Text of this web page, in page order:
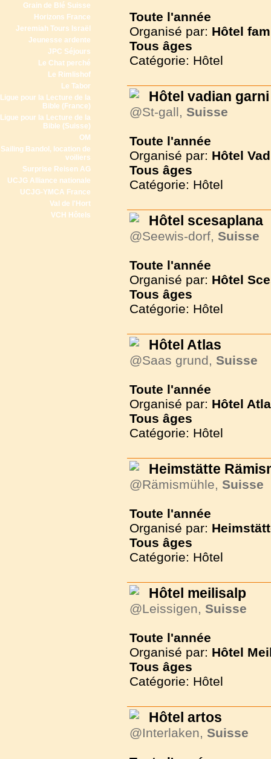
Grain de Blé Suisse
Horizons France
Jeremiah Tours Israël
Jeunesse ardente
JPC Séjours
Le Chat perché
Le Rimlishof
Le Tabor
Ligue pour la Lecture de la
Bible (France)
Ligue pour la Lecture de la
Bible (Suisse)
OM
Sailing Bandol, location de
voiliers
Surprise Reisen AG
UCJG Alliance nationale
UCJG-YMCA France
Val de l'Hort
VCH Hôtels
Toute l'année
Organisé par: Hôtel
Tous âges
Catégorie: Hôtel
Hôtel vadian garni
@St-gall, Suisse
Toute l'année
Organisé par: Hôtel
Tous âges
Catégorie: Hôtel
Hôtel scesaplana
@Seewis-dorf, Suisse
Toute l'année
Organisé par: Hôtel
Tous âges
Catégorie: Hôtel
Hôtel Atlas
@Saas grund, Suisse
Toute l'année
Organisé par: Hôtel
Tous âges
Catégorie: Hôtel
Heimstätte
@Rämismühle, Suisse
Toute l'année
Organisé par:
Tous âges
Catégorie: Hôtel
Hôtel meilisalp
@Leissigen, Suisse
Toute l'année
Organisé par: Hôtel
Tous âges
Catégorie: Hôtel
Hôtel artos
@Interlaken, Suisse